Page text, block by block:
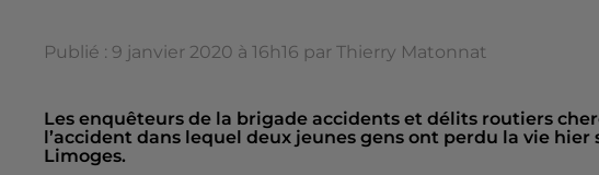
Publié : 9 janvier 2020 à 16h16 par Thierry Matonnat
Les enquêteurs de la brigade accidents et délits routiers
l’accident dans lequel deux jeunes gens ont perdu la vie hier
Limoges.